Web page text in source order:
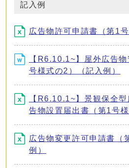
記入例
広告物許可申請書（第1
【R6.10.1~】屋外広告
号様式の2）（記入例）
【R6.10.1~】景観保全
告物設置届出書（第1号
広告物変更許可申請書（
例）